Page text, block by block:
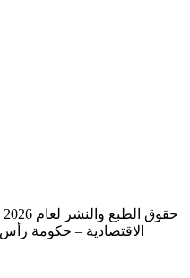
الاقتصادية – حكومة